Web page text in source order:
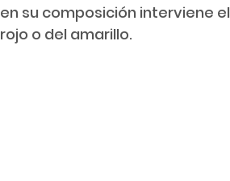
en su composición interviene
rojo o del amarillo.